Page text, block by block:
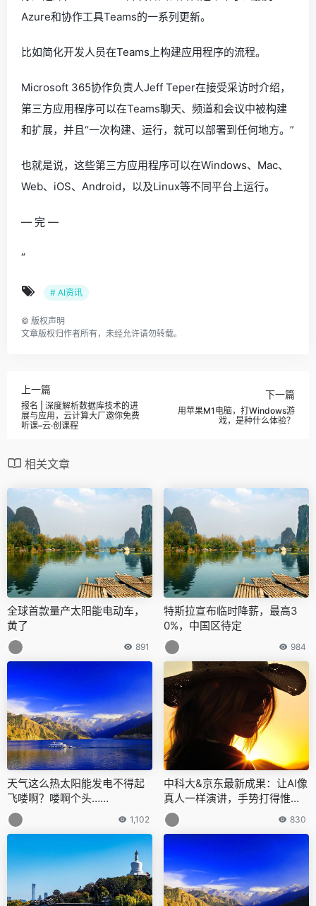
Azure和协作工具Teams的一系列更新。
比如简化开发人员在Teams上构建应用程序的流程。
Microsoft 365协作负责人Jeff Teper在接受采访时介绍，
第三方应用程序可以在Teams聊天、频道和会议中被构建
和扩展，并且“一次构建、运行，就可以部署到任何地方。”
也就是说，这些第三方应用程序可以在Windows、Mac、
Web、iOS、Android，以及Linux等不同平台上运行。
— 完 —
“
# AI资讯
© 版权声明
文章版权归作者所有，未经允许请勿转载。
上一篇
报名 | 深度解析数据库技术的进
展与应用，云计算大厂邀你免费
听课–云·创课程
下一篇
用苹果M1电脑，打Windows游
戏，是种什么体验？
相关文章
全球首款量产太阳能电动车，
黄了
891
特斯拉宣布临时降薪，最高3
0%，中国区待定
984
天气这么热太阳能发电不得起
飞喽啊？喽啊个头……
1,102
中科大&京东最新成果：让AI像
真人一样演讲，手势打得惟妙
惟肖
830